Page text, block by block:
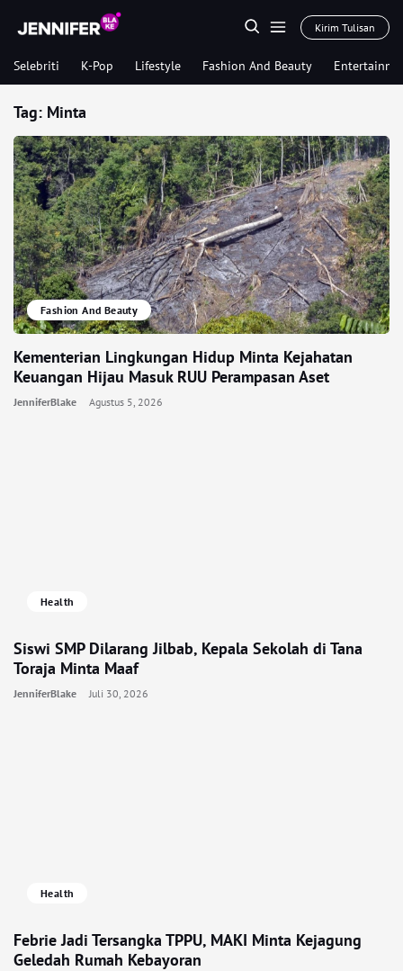
Kirim Tulisan
Selebriti K-Pop Lifestyle Fashion And Beauty
Tag: Minta
Fashion And Beauty
Kementerian Lingkungan Hidup Minta Kejahatan
Keuangan Hijau Masuk RUU Perampasan Aset
JenniferBlake Agustus 5, 2026
Health
Siswi SMP Dilarang Jilbab, Kepala Sekolah di Tana
Toraja Minta Maaf
JenniferBlake Juli 30, 2026
Health
Febrie Jadi Tersangka TPPU, MAKI Minta Kejagung
Geledah Rumah Kebayoran